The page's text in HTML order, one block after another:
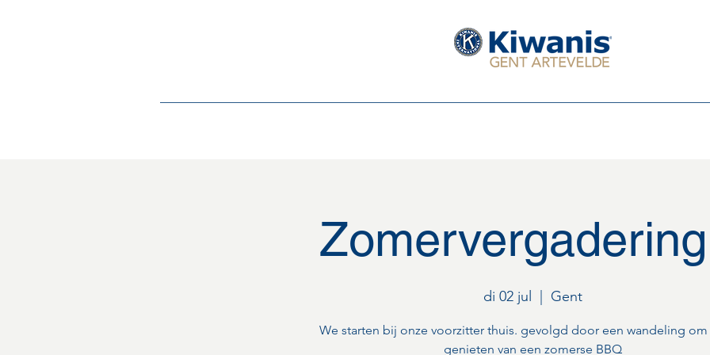
di 02 jul
  |
Gent
We starten bij onze voorzitter thuis. gevolgd door een wandeling om
genieten van een zomerse BBQ